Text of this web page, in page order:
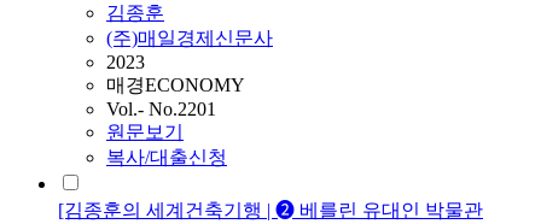
김종훈
(주)매일경제신문사
2023
매경ECONOMY
Vol.- No.2201
원문보기
복사/대출신청
[김종훈의 세계건축기행 | ➋ 베를린 유대인 박물관